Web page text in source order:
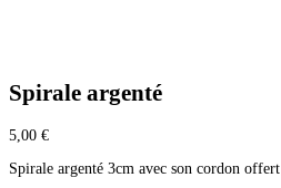
Spirale argenté
5,00 €
Spirale argenté 3cm avec son cordon offert